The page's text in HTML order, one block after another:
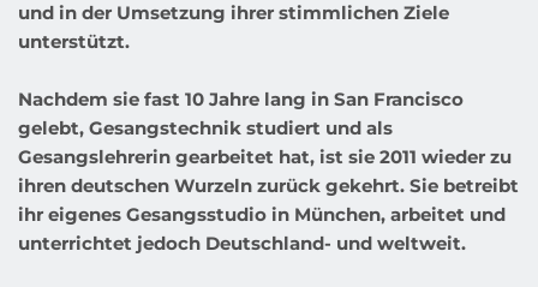
und in der Umsetzung ihrer stimmlichen Ziele
unterstützt.
Nachdem sie fast 10 Jahre lang in San Francisco
gelebt, Gesangstechnik studiert und als
Gesangslehrerin gearbeitet hat, ist sie 2011 wieder zu
ihren deutschen Wurzeln zurück gekehrt. Sie betreibt
ihr eigenes Gesangsstudio in München, arbeitet und
unterrichtet jedoch Deutschland- und weltweit.